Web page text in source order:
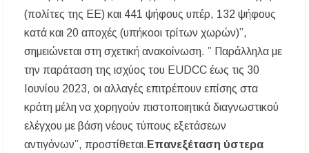
ΗΜΩΝ ΙΗΣΟΥ ΧΡΙΣΤΟΥ ΣΤΟ
ΠΛΑΤΑΝΟΧΩΡΙ ΚΑΙ ΣΤΗ ΣΑΡΑΚΗΝΑ
Υπογράφηκε η σύμβαση για την ενεργειακή
αναβάθμιση του Μουσικού Γυμνασίου Νέας
Προποντίδας
Δήμος Κασσάνδρας: Εντός μικροβιολογικών
ορίων το νερό στη Σίβηρη – Τέλος η
προληπτική απαγόρευση χρήσης
(πολίτες της ΕΕ) και 441 ψήφους υπέρ, 132 ψήφους
κατά και 20 αποχές (υπήκοοι τρίτων χωρών)”,
σημειώνεται στη σχετική ανακοίνωση. ” Παράλληλα με
την παράταση της ισχύος του EUDCC έως τις 30
Ιουνίου 2023, οι αλλαγές επιτρέπουν επίσης στα
κράτη μέλη να χορηγούν πιστοποιητικά διαγνωστικού
ελέγχου με βάση νέους τύπους εξετάσεων
αντιγόνων”, προστίθεται. Επανεξέταση ύστερα